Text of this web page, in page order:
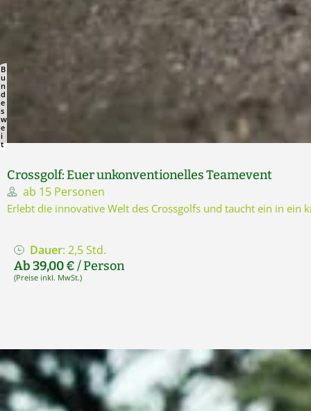
B
u
n
d
e
s
w
e
i
t
Crossgolf: Euer unkonventionelles Teamevent
ab 15 Personen
Erlebt die innovative Welt des Crossgolfs und taucht ein in
Dauer: 2,5 Std.
Ab 39,00 €/ Person
(Preise inkl. MwSt.)